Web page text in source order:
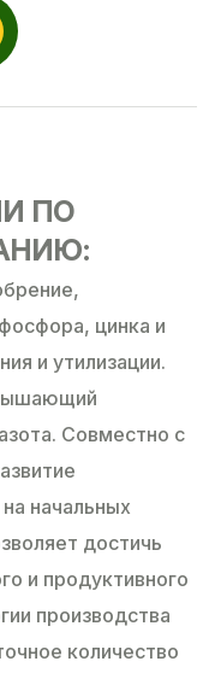
ПО
цинка и
и утилизации.
Совместно с
начальных
достичь
и продуктивного
производства
количество